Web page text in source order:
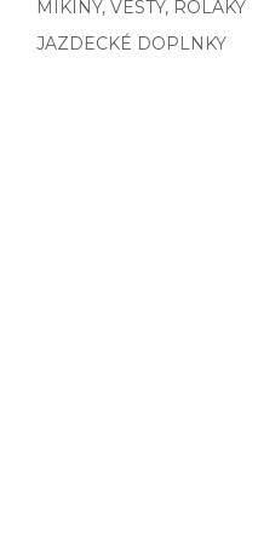
MIKINY, VESTY, ROLÁKY
JAZDECKÉ DOPLNKY